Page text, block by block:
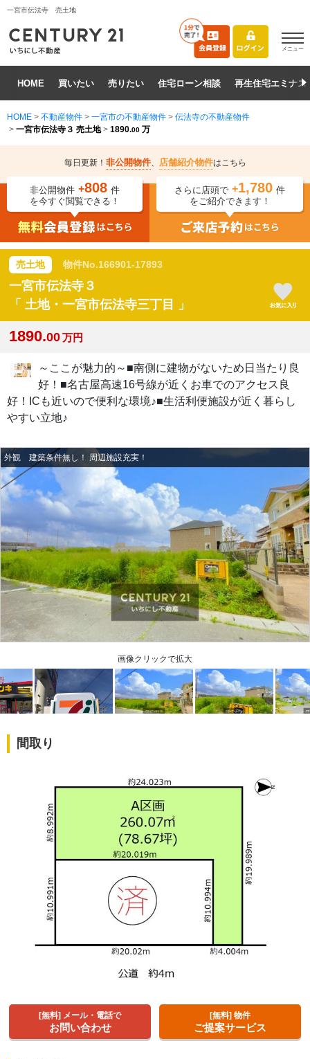
一宮市伝法寺 売土地
メニュー
HOME 買いたい 売りたい 住宅ローン相談 再生住宅エミナス
HOME > 不動産物件 > 一宮市の不動産物件 > 伝法寺の不動産物件
> 一宮市伝法寺３ 売土地> 1890.00 万
毎日更新！ 非公開物件、 店舗紹介物件はこちら
非公開物件 +808 件
を今すぐ閲覧できる！
さらに店頭で +1,780 件
をご紹介できます！
売土地 物件No.166901-17893
一宮市伝法寺３
「 土地・一宮市伝法寺三丁目 」
1890.00 万円
～ここが魅力的～■南側に建物がないため日当たり良
好！■名古屋高速16号線が近くお車でのアクセス良
好！ICも近いので便利な環境♪■生活利便施設が近く暮らし
やすい立地♪
外観 建築条件無し！ 周辺施設充実！
画像クリックで拡大
間取り
[無料] メール・電話で
お問い合わせ
[無料] 物件
ご提案サービス